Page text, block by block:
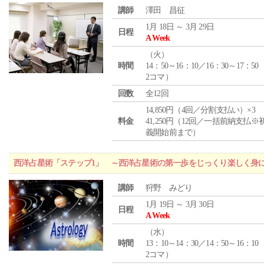
講師 澤田 昌征
日程
1月 18日 ～ 3月 29日
A Week
時間
（火 ）
14：50～16：10／16：30～17：50
2コマ）
回数
全12回
料金
14,850円（4回／分割支払い）×3
41,250円（12回／一括前納支払※
義開始前まで）
西洋占星術「ステップ1」 ～西洋占星術の第一歩をじっくり楽しく身
講師 狩野 みどり
日程
1月 19日 ～ 3月 30日
A Week
時間
（水）
13：10～14：30／14：50～16：10
2コマ）